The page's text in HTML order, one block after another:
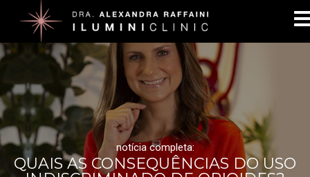
notícia completa:
QUAIS AS CONSEQUÊNCIAS DO USO